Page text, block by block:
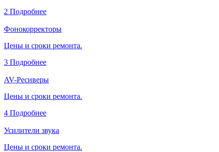
2 Подробнее
Фонокорректоры
Цены и сроки ремонта.
3 Подробнее
AV-Ресиверы
Цены и сроки ремонта.
4 Подробнее
Усилители звука
Цены и сроки ремонта.